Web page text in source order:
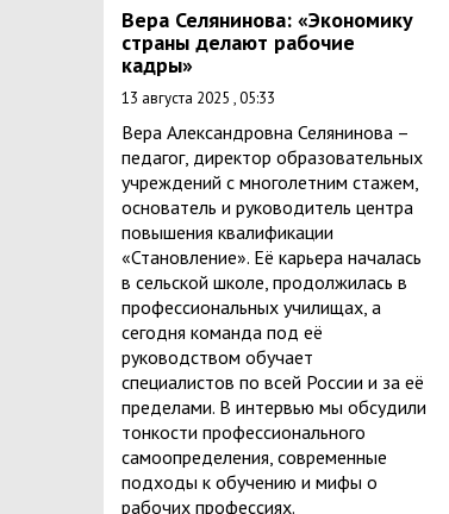
Вера Селянинова: «Экономику
страны делают рабочие
кадры»
13 августа 2025 , 05:33
Вера Александровна Селянинова –
педагог, директор образовательных
учреждений с многолетним стажем,
основатель и руководитель центра
повышения квалификации
«Становление». Её карьера началась
в сельской школе, продолжилась в
профессиональных училищах, а
сегодня команда под её
руководством обучает
специалистов по всей России и за её
пределами. В интервью мы обсудили
тонкости профессионального
самоопределения, современные
подходы к обучению и мифы о
рабочих профессиях.